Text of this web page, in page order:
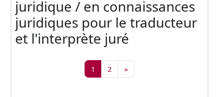
juridique / en connaissances
juridiques pour le traducteur
et l'interprète juré
1 Page 1
2 Page 2
»